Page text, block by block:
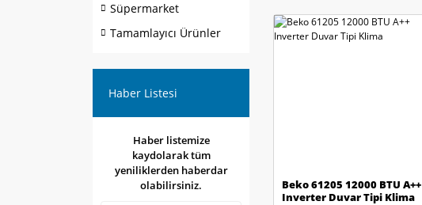
Süpermarket
Tamamlayıcı Ürünler
Haber Listesi
Haber listemize
kaydolarak tüm
yeniliklerden haberdar
olabilirsiniz.
Beko 61205 12000 BTU A++
Inverter Duvar Tipi Klima